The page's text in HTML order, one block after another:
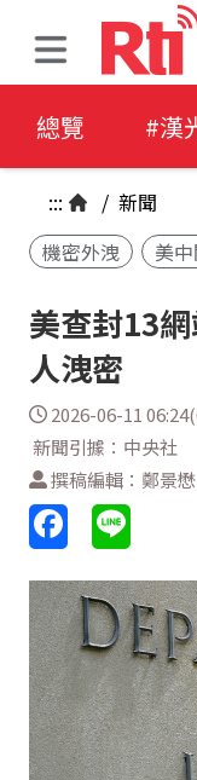
總覽 #漢
::: / 新聞
機密外洩
美
美查封13
人洩密
2026-06-11
新聞引據：中央社
撰稿編輯：鄭景懋